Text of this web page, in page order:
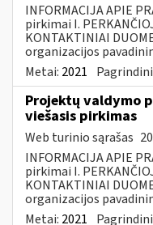
INFORMACIJA APIE
pirkimai I.
KONTAKTINIAI
organizacijos
Metai: 2021
Projektų valdymo
viešasis pirkimas
Web turinio sąrašas
INFORMACIJA APIE
pirkimai I.
KONTAKTINIAI
organizacijos
Metai: 2021